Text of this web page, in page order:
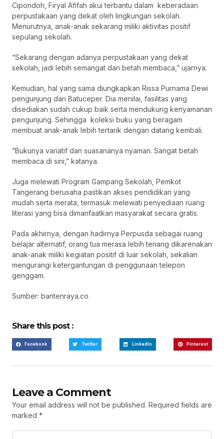
Cipondoh, Firyal Afifah akui terbantu dalam keberadaan
perpustakaan yang dekat oleh lingkungan sekolah.
Menurutnya, anak-anak sekarang miliki aktivitas positif
sepulang sekolah.
“Sekarang dengan adanya perpustakaan yang dekat
sekolah, jadi lebih semangat dan betah membaca,” ujarnya.
Kemudian, hal yang sama diungkapkan Rissa Purnama Dewi
pengunjung dari Batuceper. Dia menilai, fasilitas yang
disediakan sudah cukup baik serta mendukung kenyamanan
pengunjung. Sehingga koleksi buku yang beragam
membuat anak-anak lebih tertarik dengan datang kembali.
“Bukunya variatif dan suasananya nyaman. Sangat betah
membaca di sini,” katanya.
Juga melewati Program Gampang Sekolah, Pemkot
Tangerang berusaha pastikan akses pendidikan yang
mudah serta merata, termasuk melewati penyediaan ruang
literasi yang bisa dimanfaatkan masyarakat secara gratis.
Pada akhirnya, dengan hadirnya Perpusda sebagai ruang
belajar alternatif, orang tua merasa lebih tenang dikarenakan
anak-anak miliki kegiatan positif di luar sekolah, sekalian
mengurangi ketergantungan di penggunaan telepon
genggam.
Sumber: bantenraya.co
Share this post :
Facebook Twitter LinkedIn Pinterest
Leave a Comment
Your email address will not be published. Required fields are
marked *